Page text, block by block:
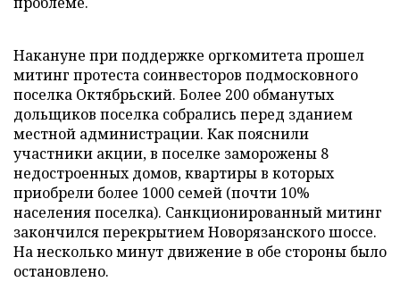
Накануне при поддержке оргкомитета прошел
митинг протеста соинвесторов подмосковного
поселка Октябрьский. Более 200 обманутых
дольщиков поселка собрались перед зданием
местной администрации. Как пояснили
участники акции, в поселке заморожены 8
недостроенных домов, квартиры в которых
приобрели более 1000 семей (почти 10%
населения поселка). Санкционированный митинг
закончился перекрытием Новорязанского шоссе.
На несколько минут движение в обе стороны было
остановлено.